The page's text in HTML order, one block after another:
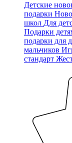
Детские
подарки
школ Для
Подарки
подарки для
мальчиков
стандарт